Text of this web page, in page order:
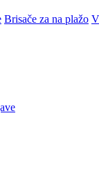
Brisače za na plažo